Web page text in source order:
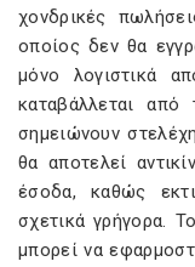
χονδρικές
οποίος δεν θα
μόνο λογιστικά
καταβάλλεται
σημειώνουν
θα αποτελεί
έσοδα, καθώς
σχετικά γρήγορα.
μπορεί να